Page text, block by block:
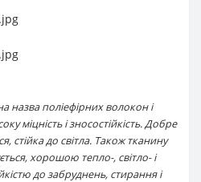
назва поліефірних волокон і
міцність і зносостійкість. Добре
стійка до світла. Також тканину
хорошою тепло-, світло- і
до забруднень, стирання і